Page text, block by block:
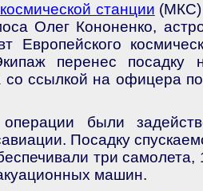
станции (МКС)
Олег Кононенко,
Европейского
перенес посадку
ссылкой на офицера
были
Посадку
три самолета,
машин.